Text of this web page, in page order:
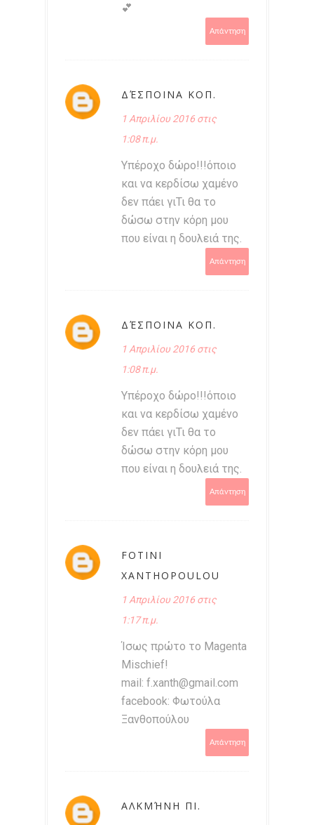
💕
Απάντηση
ΔΈΣΠΟΙΝΑ ΚΟΠ.
1 Απριλίου 2016 στις
1:08 π.μ.
Υπέροχο δώρο!!!όποιο
και να κερδίσω χαμένο
δεν πάει γιΤι θα το
δώσω στην κόρη μου
που είναι η δουλειά της.
Απάντηση
ΔΈΣΠΟΙΝΑ ΚΟΠ.
1 Απριλίου 2016 στις
1:08 π.μ.
Υπέροχο δώρο!!!όποιο
και να κερδίσω χαμένο
δεν πάει γιΤι θα το
δώσω στην κόρη μου
που είναι η δουλειά της.
Απάντηση
FOTINI
XANTHOPOULOU
1 Απριλίου 2016 στις
1:17 π.μ.
Ίσως πρώτο το Magenta
Mischief!
mail: f.xanth@gmail.com
facebook: Φωτούλα
Ξανθοπούλου
Απάντηση
ΑΛΚΜΉΝΗ ΠΙ.